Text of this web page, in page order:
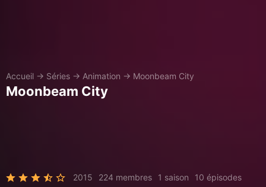
Accueil → Séries → Animation → Moonbeam City
Moonbeam City
2015 224 membres 1 saison 10 épisodes